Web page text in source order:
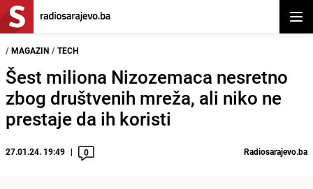
/ MAGAZIN / TECH
Šest miliona Nizozemaca nesretno
zbog društvenih mreža, ali niko ne
prestaje da ih koristi
27.01.24. 19:49 0 Radiosarajevo.ba